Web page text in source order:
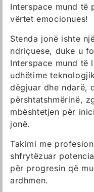
Interspace mund të
vërtet emocionues!
Stenda jonë ishte
ndriçuese, duke u
Interspace mund të
udhëtime
dëgjuar dhe ndarë,
përshtatshmërinë,
mbështetjen për
jonë.
Takimi me
shfrytëzuar
për progresin që
ardhmen.